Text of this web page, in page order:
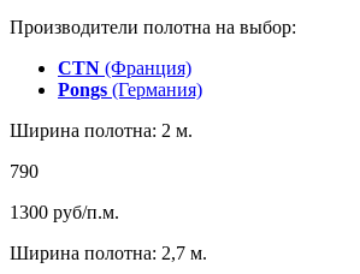
Производители полотна на выбор:
CTN (Франция)
Pongs (Германия)
Ширина полотна: 2 м.
790
1300 руб/п.м.
Ширина полотна: 2,7 м.